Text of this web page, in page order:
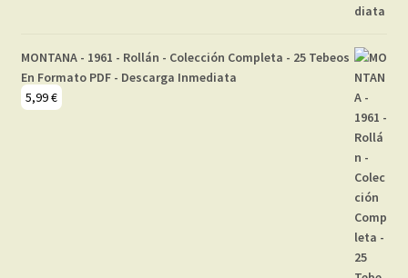
MONTANA - 1961 - Rollán - Colección Completa - 25 Tebeos
En Formato PDF - Descarga Inmediata
5,99€